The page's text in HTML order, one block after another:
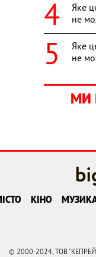
Яке
не
Яке
не
МИ
КІНО
© 2000-2024, ТОВ "КЕПРЕЙТ